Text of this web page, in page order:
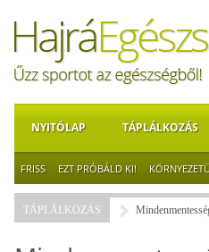
NYITÓLAP TÁPLÁLKOZÁS
FRISS EZT PRÓBÁLD KI!
TÁPLÁLKOZÁS